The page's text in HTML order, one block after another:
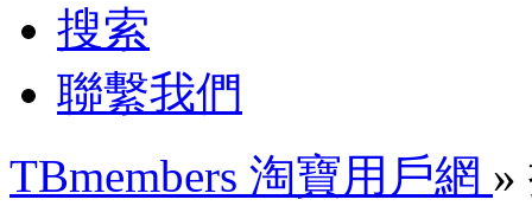
搜索
聯繫我們
TBmembers 淘寶用戶網 »